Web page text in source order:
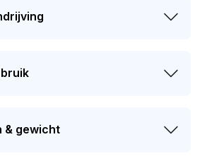
auto vond plaats in 2023. De
2027. Dit voertuig heeft 2
& gewicht